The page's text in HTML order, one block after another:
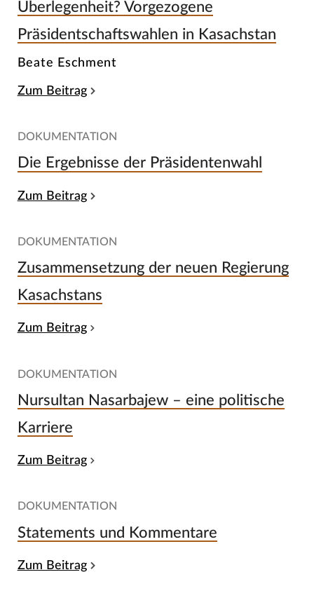
Überlegenheit? Vorgezogene
Präsidentschaftswahlen in Kasachstan
Beate Eschment
Zum Beitrag
DOKUMENTATION
Die Ergebnisse der Präsidentenwahl
Zum Beitrag
DOKUMENTATION
Zusammensetzung der neuen Regierung
Kasachstans
Zum Beitrag
DOKUMENTATION
Nursultan Nasarbajew – eine politische
Karriere
Zum Beitrag
DOKUMENTATION
Statements und Kommentare
Zum Beitrag